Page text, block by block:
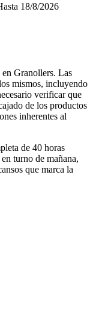
18/8/2026
en Granollers. Las
mismos, incluyendo
verificar que
de los productos
inherentes al
de 40 horas
turno de mañana,
que marca la